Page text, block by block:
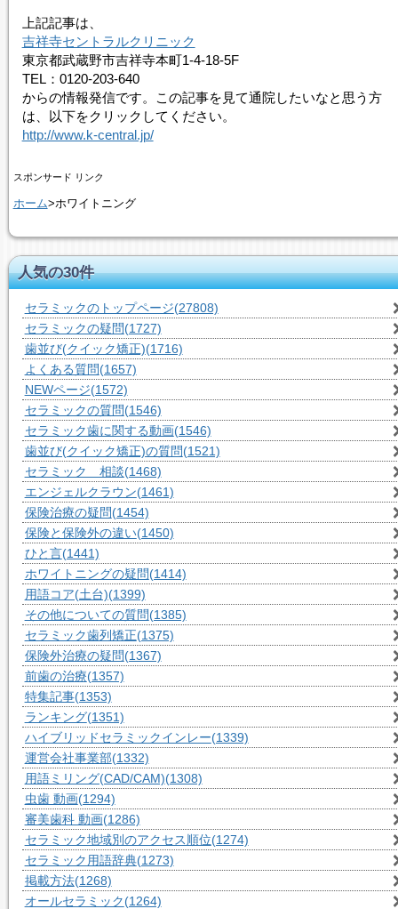
上記記事は、
吉祥寺セントラルクリニック
東京都武蔵野市吉祥寺本町1-4-18-5F
TEL：0120-203-640
からの情報発信です。この記事を見て通院したいなと思う方
は、以下をクリックしてください。
http://www.k-central.jp/
スポンサード リンク
ホーム>ホワイトニング
人気の30件
セラミックのトップページ(27808)
セラミックの疑問(1727)
歯並び(クイック矯正)(1716)
よくある質問(1657)
NEWページ(1572)
セラミックの質問(1546)
セラミック歯に関する動画(1546)
歯並び(クイック矯正)の質問(1521)
セラミック 相談(1468)
エンジェルクラウン(1461)
保険治療の疑問(1454)
保険と保険外の違い(1450)
ひと言(1441)
ホワイトニングの疑問(1414)
用語コア(土台)(1399)
その他についての質問(1385)
セラミック歯列矯正(1375)
保険外治療の疑問(1367)
前歯の治療(1357)
特集記事(1353)
ランキング(1351)
ハイブリッドセラミックインレー(1339)
運営会社事業部(1332)
用語ミリング(CAD/CAM)(1308)
虫歯 動画(1294)
審美歯科 動画(1286)
セラミック地域別のアクセス順位(1274)
セラミック用語辞典(1273)
掲載方法(1268)
オールセラミック(1264)